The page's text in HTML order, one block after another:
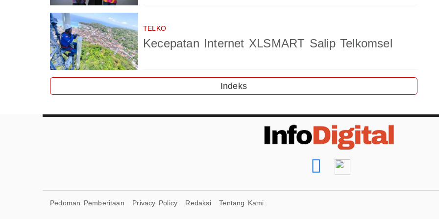
TELKO
Kecepatan Internet XLSMART Salip Telkomsel
Indeks
Pedoman Pemberitaan Privacy Policy Redaksi Tentang Kami